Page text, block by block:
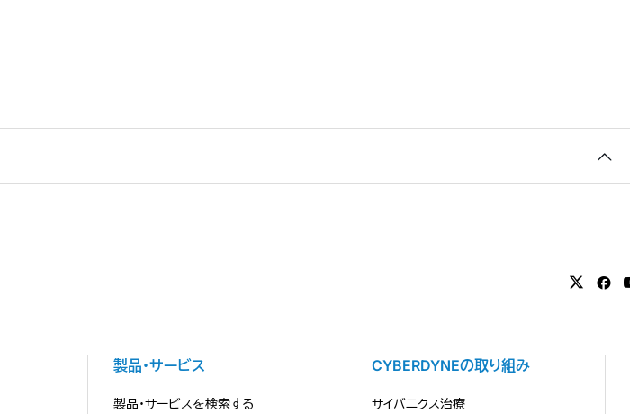
製品・サービス
製品・サービスを検索する
CYBERDYNEの取り組み
サイバニクス治療